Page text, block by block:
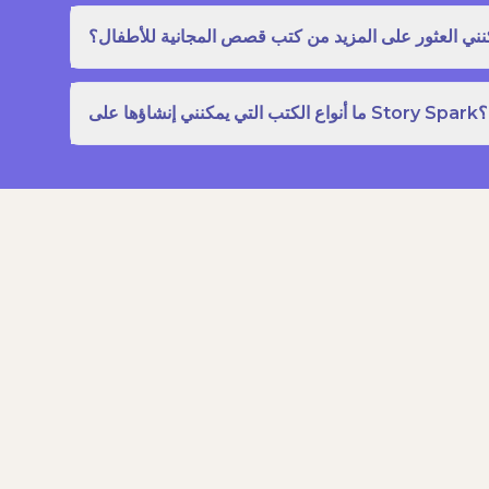
العثور على المزيد من كتب قصص المجانية للأطفال؟
ما أنواع الكتب التي يمكنني إنشاؤها على Story Spark؟